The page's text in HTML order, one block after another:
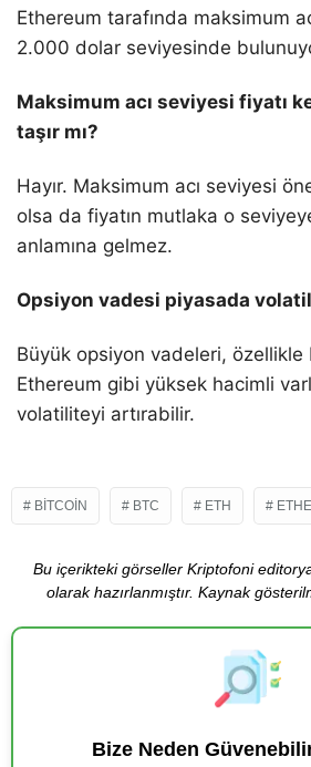
Ethereum tarafında maksimum
2.000 dolar seviyesinde
Maksimum acı seviyesi fiyatı
taşır mı?
Hayır. Maksimum acı seviyesi
olsa da fiyatın mutlaka o
anlamına gelmez.
Opsiyon vadesi piyasada
Büyük opsiyon vadeleri, özellikle
Ethereum gibi yüksek hacimli
volatiliteyi artırabilir.
BITCOIN BTC ETH
Bu içerikteki görseller Kriptofoni
olarak hazırlanmıştır. Kaynak
Bize Neden